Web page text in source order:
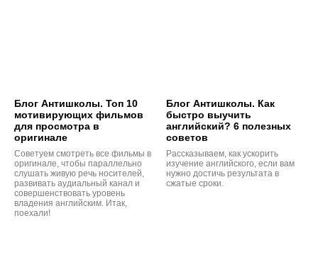
Блог Антишколы. Топ 10
мотивирующих фильмов
для просмотра в
оригинале
Советуем смотреть все фильмы в
оригинале, чтобы параллельно
слушать живую речь носителей,
развивать аудиальный канал и
совершенствовать уровень
владения английским. Итак,
поехали!
Блог Антишколы. Как
быстро выучить
английский? 6 полезных
советов
Рассказываем, как ускорить
изучение английского, если вам
нужно достичь результата в
сжатые сроки.